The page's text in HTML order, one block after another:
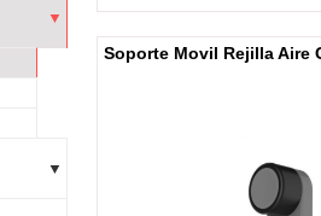
Soporte Movil Rejilla Aire